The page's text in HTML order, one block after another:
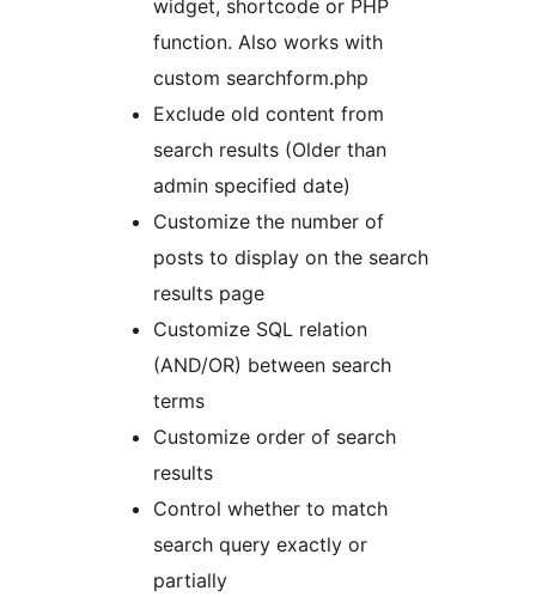
widget, shortcode or PHP
function. Also works with
custom searchform.php
Exclude old content from
search results (Older than
admin specified date)
Customize the number of
posts to display on the search
results page
Customize SQL relation
(AND/OR) between search
terms
Customize order of search
results
Control whether to match
search query exactly or
partially